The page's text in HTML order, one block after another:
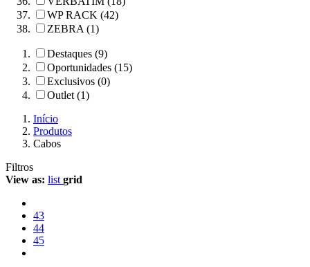
WP RACK (42)
ZEBRA (1)
Destaques (9)
Oportunidades (15)
Exclusivos (0)
Outlet (1)
Início
Produtos
Cabos
Filtros
View as: list grid
43
44
45